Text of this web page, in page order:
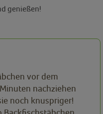
genießen!
vor dem
nachziehen
noch knuspriger!